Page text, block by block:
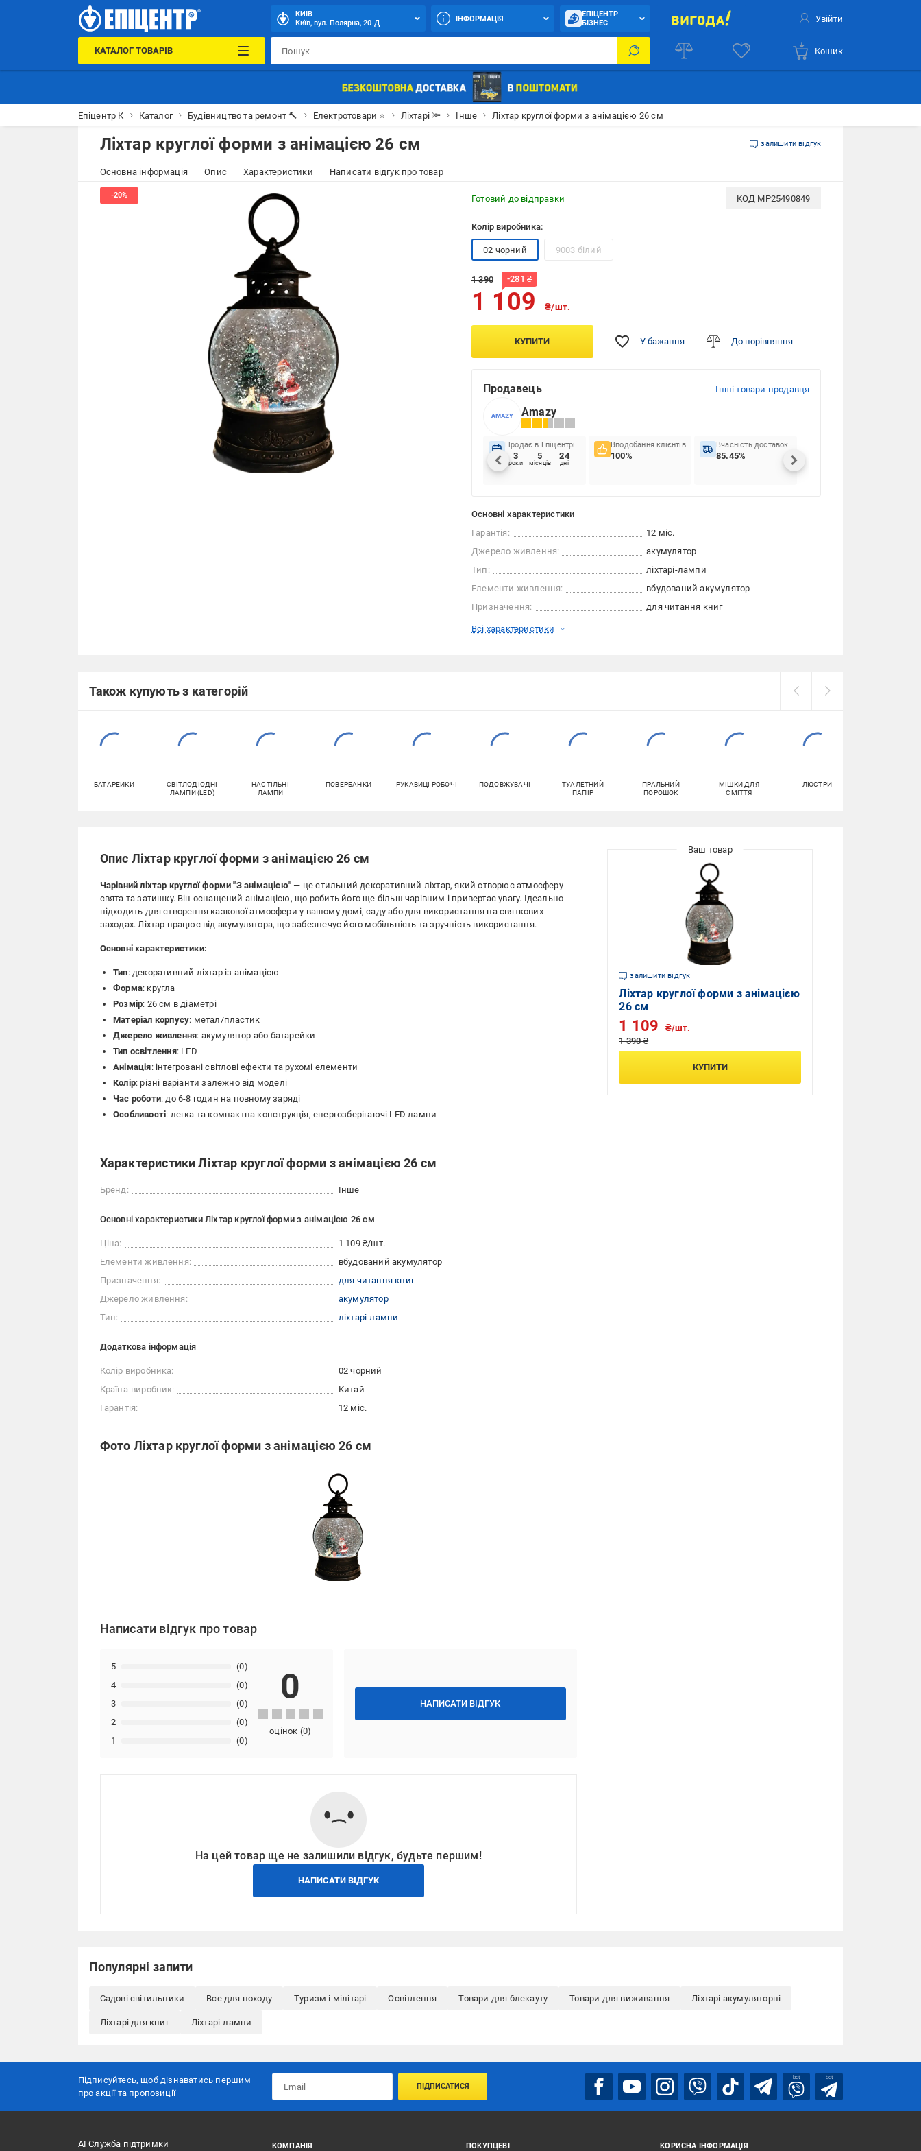
КИЇВ
Київ, вул. Полярна, 20-Д
ІНФОРМАЦІЯ
ЕПІЦЕНТР
БІЗНЕС
Увійти
КАТАЛОГ ТОВАРІВ Кошик
Епіцентр К Каталог Будівництво та ремонт 🔨 Електротовари ⭐ Ліхтарі 🔦 Інше Ліхтар круглої форми з анімацією 26 см
Ліхтар круглої форми з анімацією 26 см залишити відгук
Основна інформація Опис Характеристики Написати відгук про товар
Готовий до відправки КОД MP25490849
Колір виробника:
02 чорний 9003 білий
1 390 -281 ₴
1 109 ₴/шт.
КУПИТИ У бажання До порівняння
Продавець Інші товари продавця
Amazy
Продає в Епіцентрі
3
роки
5
місяців
24
дні
Вподобання клієнтів
100%
Вчасність доставок
85.45%
Основні характеристики
Гарантія:
12 міс.
Джерело живлення:
акумулятор
Тип:
ліхтарі-лампи
Елементи живлення:
вбудований акумулятор
Призначення:
для читання книг
Всі характеристики
Також купують з категорій
БАТАРЕЙКИ
СВІТЛОДІОДНІ
ЛАМПИ (LED)
НАСТІЛЬНІ
ЛАМПИ
ПОВЕРБАНКИ РУКАВИЦІ РОБОЧІ ПОДОВЖУВАЧІ
ТУАЛЕТНИЙ
ПАПІР
ПРАЛЬНИЙ
ПОРОШОК
МІШКИ ДЛЯ
СМІТТЯ
ЛЮСТРИ
Опис Ліхтар круглої форми з анімацією 26 см
Чарівний ліхтар круглої форми "З анімацією" — це стильний декоративний ліхтар, який створює атмосферу
свята та затишку. Він оснащений анімацією, що робить його ще більш чарівним і привертає увагу. Ідеально
підходить для створення казкової атмосфери у вашому домі, саду або для використання на святкових
заходах. Ліхтар працює від акумулятора, що забезпечує його мобільність та зручність використання.
Основні характеристики:
Тип: декоративний ліхтар із анімацією
Форма: кругла
Розмір: 26 см в діаметрі
Матеріал корпусу: метал/пластик
Джерело живлення: акумулятор або батарейки
Тип освітлення: LED
Анімація: інтегровані світлові ефекти та рухомі елементи
Колір: різні варіанти залежно від моделі
Час роботи: до 6-8 годин на повному заряді
Особливості: легка та компактна конструкція, енергозберігаючі LED лампи
Характеристики Ліхтар круглої форми з анімацією 26 см
Бренд: Інше
Основні характеристики Ліхтар круглої форми з анімацією 26 см
Ціна:
1 109 ₴/шт.
Елементи живлення:
вбудований акумулятор
Призначення:
для читання книг
Джерело живлення:
акумулятор
Тип:
ліхтарі-лампи
Додаткова інформація
Колір виробника:
02 чорний
Країна-виробник:
Китай
Гарантія:
12 міс.
Фото Ліхтар круглої форми з анімацією 26 см
Написати відгук про товар
НАПИСАТИ ВІДГУК
1 (0)
2 (0)
3 (0)
4 (0)
5 (0)
0
оцінок (0)
На цей товар ще не залишили відгук, будьте першим!
НАПИСАТИ ВІДГУК
залишити відгук
Ліхтар круглої форми з анімацією
26 см
1 390 ₴
1 109 ₴/шт.
КУПИТИ
Популярні запити
Садові світильники Все для походу Туризм і мілітарі Освітлення Товари для блекауту Товари для виживання Ліхтарі акумуляторні
Ліхтарі для книг Ліхтарі-лампи
Підписуйтесь, щоб дізнаватись першим
про акції та пропозиції
ПІДПИСАТИСЯ
bot bot
АІ Служба підтримки КОМПАНІЯ ПОКУПЦЕВІ КОРИСНА ІНФОРМАЦІЯ